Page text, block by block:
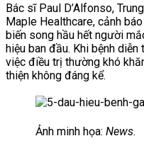
Bác sĩ Paul D’Alfonso,
Maple Healthcare, cảnh
biến song hầu hết người
hiệu ban đầu. Khi bệnh
việc điều trị thường khó
thiện không đáng kể.
Ảnh minh họa: News.